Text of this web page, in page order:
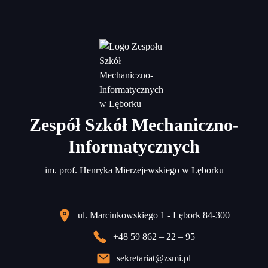
Zespół Szkół Mechaniczno-
Informatycznych
im. prof. Henryka Mierzejewskiego w Lęborku
ul. Marcinkowskiego 1 - Lębork 84-300
+48 59 862 – 22 – 95
sekretariat@zsmi.pl